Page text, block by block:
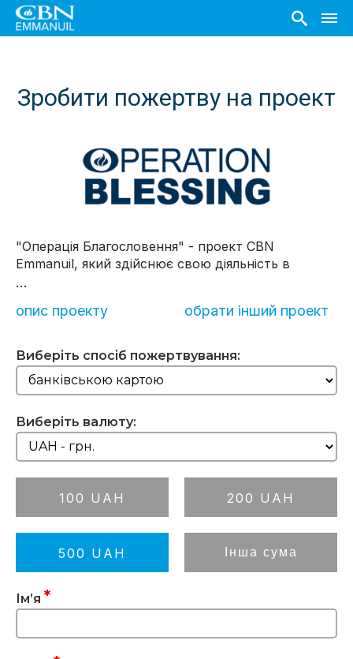
Зробити пожертву на проект
"Операція Благословення" - проект CBN
Emmanuil, який здійснює свою діяльність в
населення - дітям і людям похилого віку.
...
опис проекту
обрати інший проект
Виберіть спосіб пожертвування:
Виберіть валюту:
100 UAH 200 UAH
500 UAH
Ім’я